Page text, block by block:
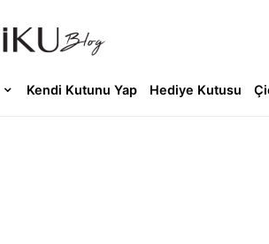
Kendi Kutunu Yap Hediye Kutusu